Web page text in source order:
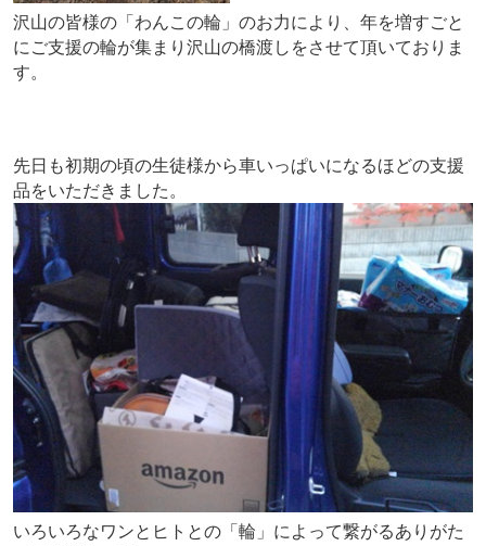
沢山の皆様の「わんこの輪」のお力により、年を増すごと
にご支援の輪が集まり沢山の橋渡しをさせて頂いておりま
す。
先日も初期の頃の生徒様から車いっぱいになるほどの支援
品をいただきました。
いろいろなワンとヒトとの「輪」によって繋がるありがた